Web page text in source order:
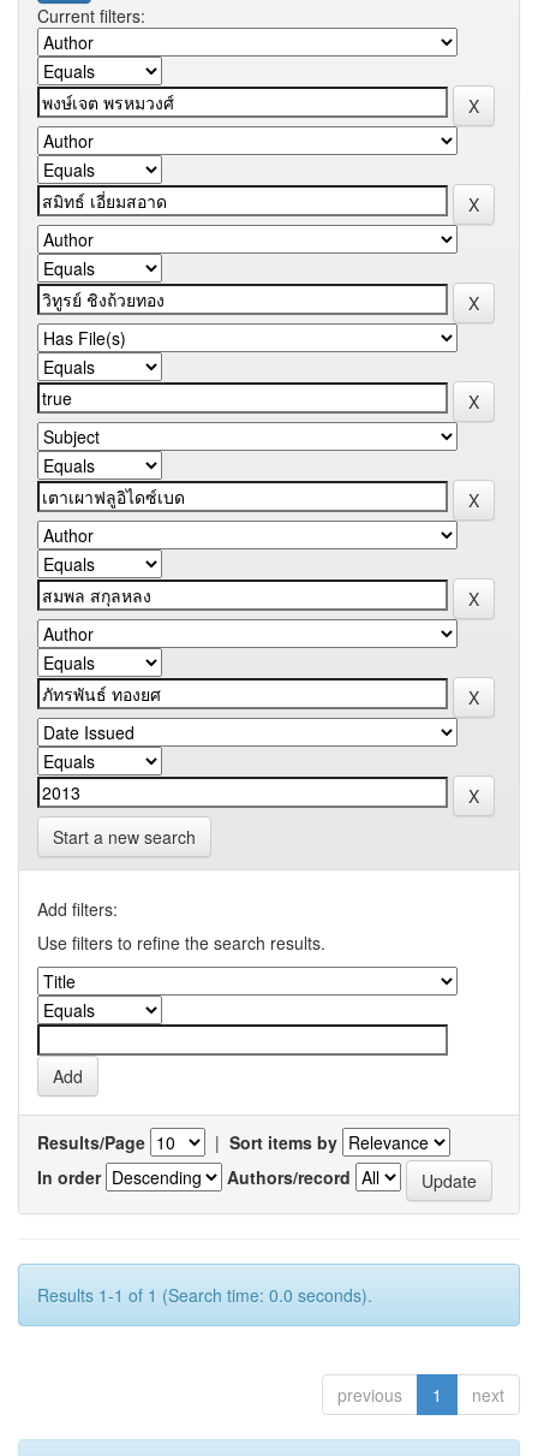
Current filters:
Start a new search
Add filters:
Use filters to refine the search results.
Results/Page | Sort items by
In order
Authors/record
Results 1-1 of 1 (Search time: 0.0 seconds).
previous 1 next